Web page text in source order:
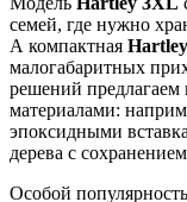
семей, где нужно
А компактная
малогабаритных
решений
материалами:
эпоксидными
дерева с
Особой